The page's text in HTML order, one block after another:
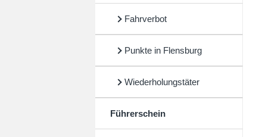
Fahrverbot
Punkte in Flensburg
Wiederholungstäter
Führerschein